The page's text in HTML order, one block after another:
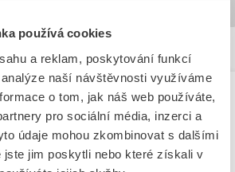
používá cookies
a reklam, poskytování funkcí
naší návštěvnosti využíváme
o tom, jak náš web používáte,
pro sociální média, inzerci a
údaje mohou zkombinovat s dalšími
jste jim poskytli nebo které získali v
Online Store
pleasesign in here.